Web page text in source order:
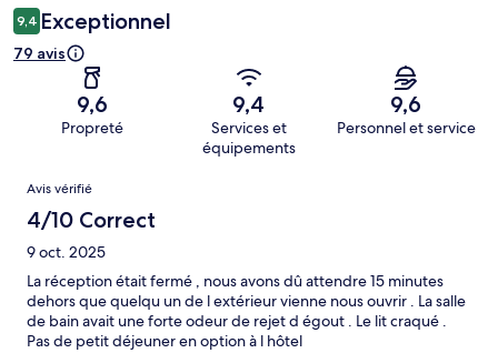
9,4 Exceptionnel
79 avis
9,6
Propreté
9,4
Services et
équipements
9,6
Personnel et service
Avis
Avis vérifié
4/10 Correct
9 oct. 2025
La réception était fermé , nous avons dû attendre 15 minutes
dehors que quelqu un de l extérieur vienne nous ouvrir . La salle
de bain avait une forte odeur de rejet d égout . Le lit craqué .
Pas de petit déjeuner en option à l hôtel